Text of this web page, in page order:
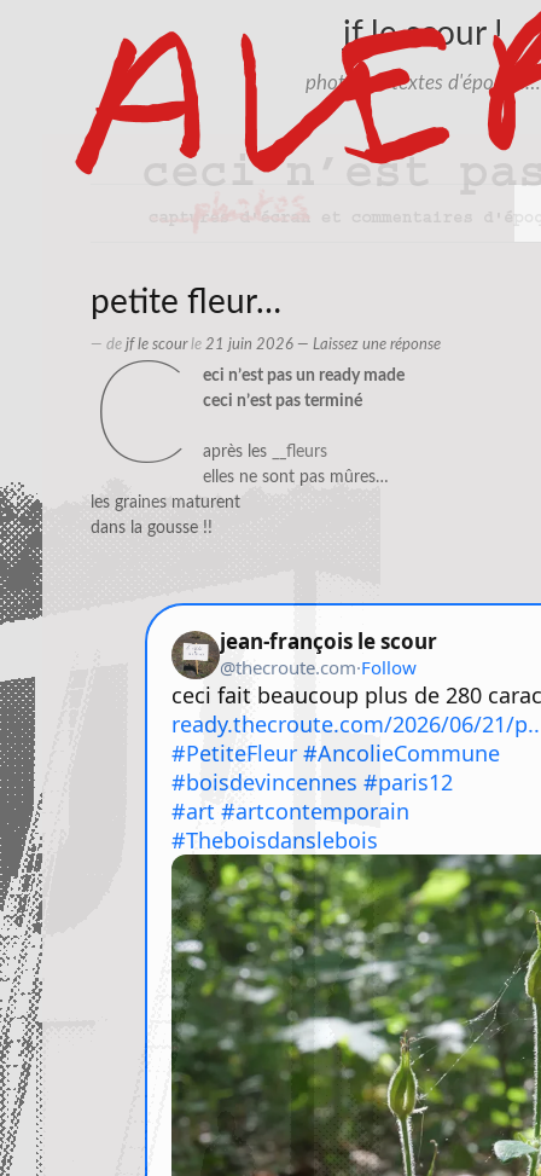
jf le scour !
photos et textes d'époque…
petite fleur…
— de jf le scourle 21 juin 2026 — Laissez une réponse
c
eci n’est pas un ready made
ceci n’est pas terminé
après les
__fleurs
elles ne sont pas mûres…
les graines maturent
dans la gousse !!